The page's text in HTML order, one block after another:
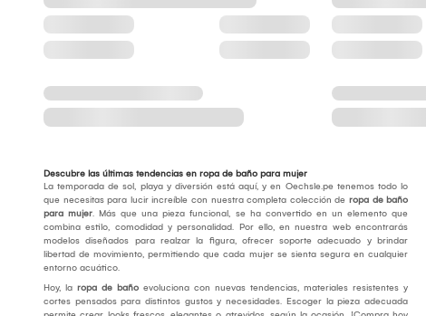
Descubre las últimas tendencias en ropa de baño para mujer
La temporada de sol, playa y diversión está aquí, y en Oechsle.pe tenemos todo lo
que necesitas para lucir increíble con nuestra completa colección de ropa de baño
para mujer. Más que una pieza funcional, se ha convertido en un elemento que
combina estilo, comodidad y personalidad. Por ello, en nuestra web encontrarás
modelos diseñados para realzar la figura, ofrecer soporte adecuado y brindar
libertad de movimiento, permitiendo que cada mujer se sienta segura en cualquier
entorno acuático.
Hoy, la ropa de baño evoluciona con nuevas tendencias, materiales resistentes y
cortes pensados para distintos gustos y necesidades. Escoger la pieza adecuada